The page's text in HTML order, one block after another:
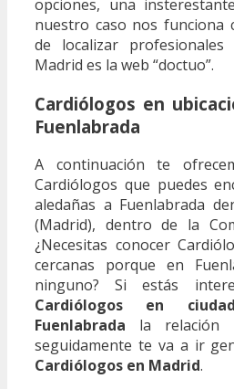
opciones, una
nuestro caso nos funciona
de localizar
Madrid es la web “doctuo”.
Cardiólogos en
Fuenlabrada
A continuación te
Cardiólogos que puedes
aledañas a Fuenlabrada
(Madrid), dentro de la
¿Necesitas conocer
cercanas porque en
ninguno? Si estás
Cardiólogos en
Fuenlabrada la relación
seguidamente te va a ir
Cardiólogos en Madrid.